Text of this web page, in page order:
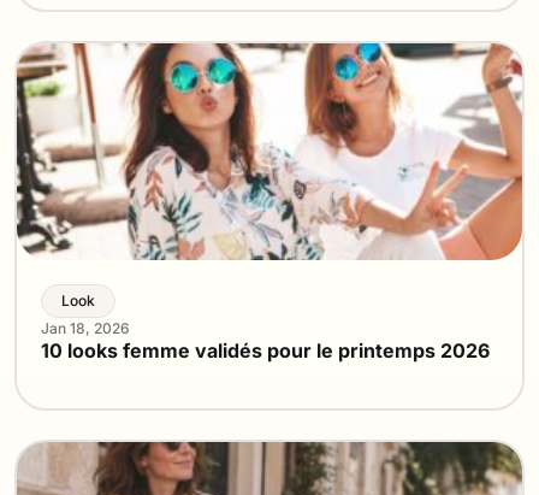
Look
Jan 18, 2026
10 looks femme validés pour le printemps 2026